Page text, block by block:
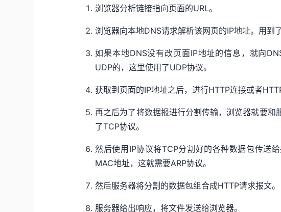
浏览器分析链接指向页面的URL。
浏览器向本地DNS请求解析该网页的IP地址。用到
如果本地DNS没有改页面IP地址的信息，就向
UDP的，这里使用了UDP协议。
获取到页面的IP地址之后，进行HTTP连接或者
再之后为了将数据报进行分割传输，浏览器就要和
了TCP协议。
然后使用IP协议将TCP分割好的各种数据包传送
MAC地址，这就需要ARP协议。
然后服务器将分割的数据包组合成HTTP请求报文。
服务器给出响应，将文件发送给浏览器。